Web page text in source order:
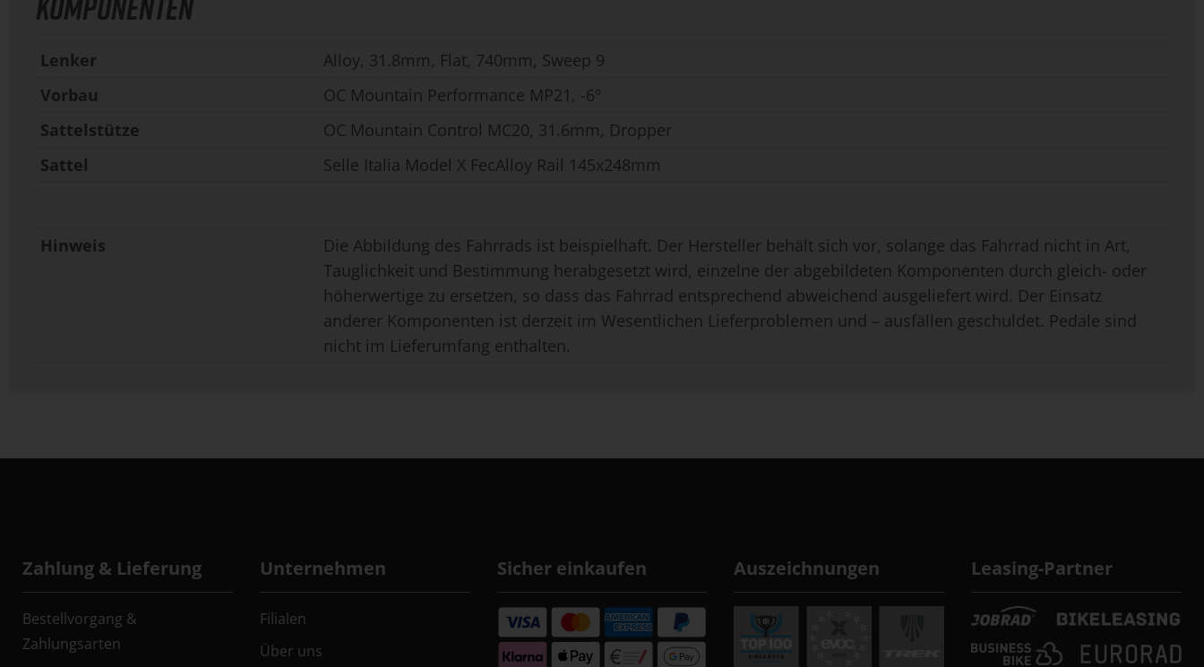
Lenker
Alloy, 31.8mm, Flat, 740mm, Sweep 9
Vorbau
OC Mountain Performance MP21, -6º
Sattelstütze
OC Mountain Control MC20, 31.6mm, Dropper
Sattel
Selle Italia Model X FecAlloy Rail 145x248mm
Hinweis
Die Abbildung des Fahrrads ist beispielhaft. Der Hersteller behält sich vor, solange das Fahrrad nicht in Art,
Tauglichkeit und Bestimmung herabgesetzt wird, einzelne der abgebildeten Komponenten durch gleich- oder
höherwertige zu ersetzen, so dass das Fahrrad entsprechend abweichend ausgeliefert wird. Der Einsatz
anderer Komponenten ist derzeit im Wesentlichen Lieferproblemen und – ausfällen geschuldet. Pedale sind
nicht im Lieferumfang enthalten.
Zahlung & Lieferung
Bestellvorgang &
Zahlungsarten
Unternehmen
Filialen
Über uns
Sicher einkaufen Auszeichnungen Leasing-Partner